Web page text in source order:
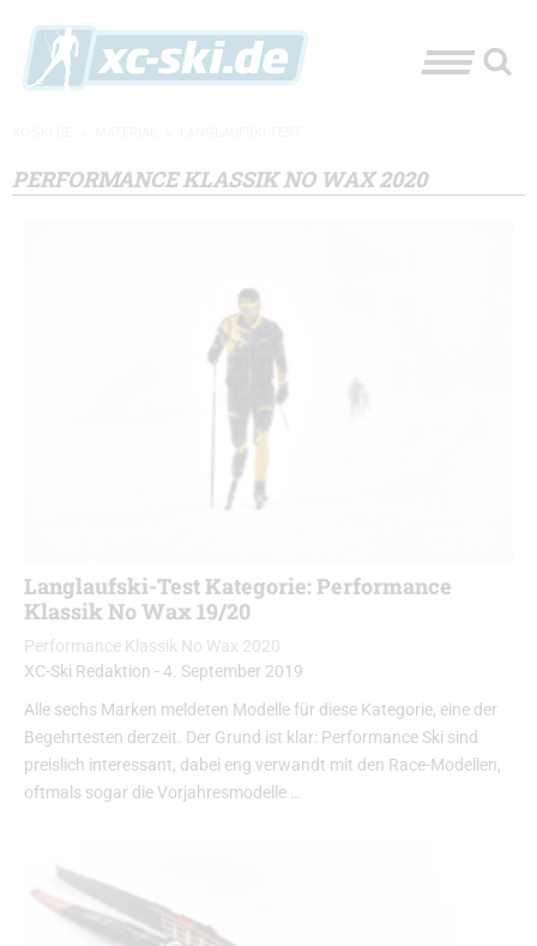
PERFORMANCE KLASSIK NO WAX 2020
Langlaufski-Test Kategorie: Performance
Klassik No Wax 19/20
Performance Klassik No Wax 2020
XC-Ski Redaktion -4. September 2019
Alle sechs Marken meldeten Modelle für diese Kategorie, eine der
Begehrtesten derzeit. Der Grund ist klar: Performance Ski sind
preislich interessant, dabei eng verwandt mit den Race-Modellen,
oftmals sogar die Vorjahresmodelle …